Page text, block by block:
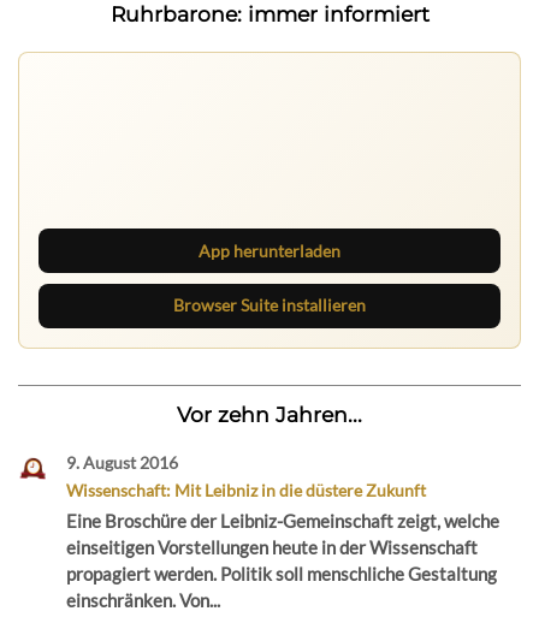
Ruhrbarone: immer informiert
App herunterladen
Browser Suite installieren
Vor zehn Jahren...
9. August 2016
Wissenschaft: Mit Leibniz in die düstere Zukunft
Eine Broschüre der Leibniz-Gemeinschaft zeigt, welche
einseitigen Vorstellungen heute in der Wissenschaft
propagiert werden. Politik soll menschliche Gestaltung
einschränken. Von...